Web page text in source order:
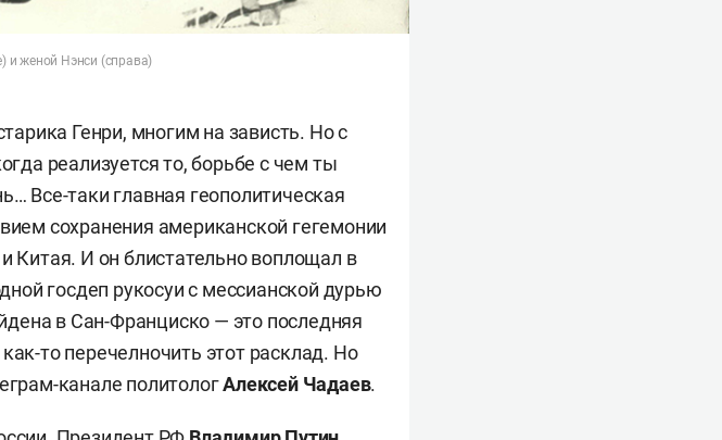
и женой Нэнси (справа)
Генри, многим на зависть. Но с
реализуется то, борьбе с чем ты
Все-таки главная геополитическая
сохранения американской гегемонии
Китая. И он блистательно воплощал в
госдеп рукосуи с мессианской дурью
в Сан-Франциско — это последняя
то перечелночить этот расклад. Но
канале политологАлексей Чадаев.